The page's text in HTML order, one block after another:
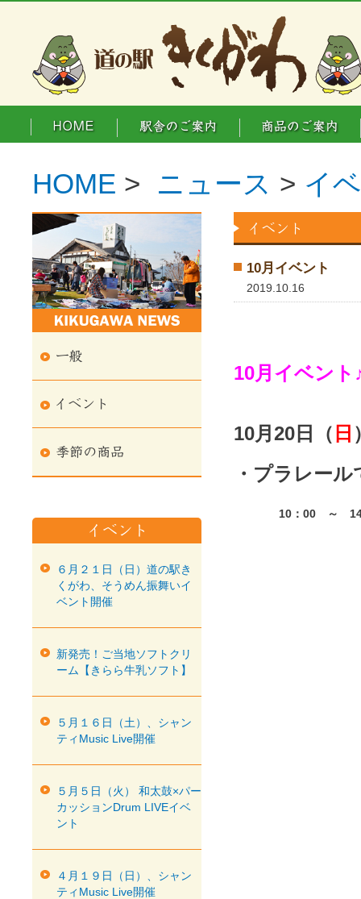
HOME > ニュース > イ
10月イベント
2019.10.16
10月イベント
10月20日（ 日
・プラレー
10：00 ～ 14
６月２１日（日）道の駅き
くがわ、そうめん振舞いイ
ベント開催
新発売！ご当地ソフトクリ
ーム【きらら牛乳ソフト】
５月１６日（土）、シャン
ティMusic Live開催
５月５日（火） 和太鼓×パー
カッションDrum LIVEイベ
ント
４月１９日（日）、シャン
ティMusic Live開催